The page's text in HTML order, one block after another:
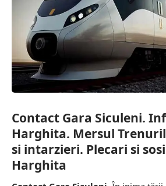
Contact Gara Siculeni.
Harghita. Mersul
si intarzieri. Plecari si
Harghita